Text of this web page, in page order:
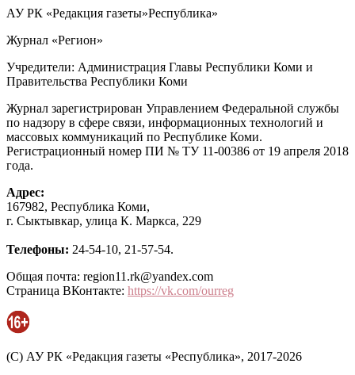
АУ РК «Редакция газеты»Республика»
Журнал «Регион»
Учредители: Администрация Главы Республики Коми и
Правительства Республики Коми
Журнал зарегистрирован Управлением Федеральной службы
по надзору в сфере связи, информационных технологий и
массовых коммуникаций по Республике Коми.
Регистрационный номер ПИ № ТУ 11-00386 от 19 апреля 2018
года.
Адрес:
167982, Республика Коми,
г. Сыктывкар, улица К. Маркса, 229
Телефоны: 24-54-10, 21-57-54.
Общая почта: region11.rk@yandex.com
Страница ВКонтакте: https://vk.com/ourreg
(C) АУ РК «Редакция газеты «Республика», 2017-2026